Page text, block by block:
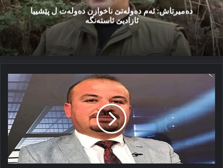
دەمیرتاش: ئەم دەولەتێ ناخوازن دەولەت ل پێشییا
ئازادیێ ئاستەنگە
هەرێما
کوردستانێ
و
سیاسەتا
ئابورى